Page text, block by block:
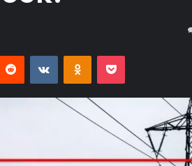
Reddit VKontakteOdnoklassniki
Pocket